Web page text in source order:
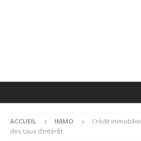
ACCUEIL IMMO
Crédit
des taux d’intérêt